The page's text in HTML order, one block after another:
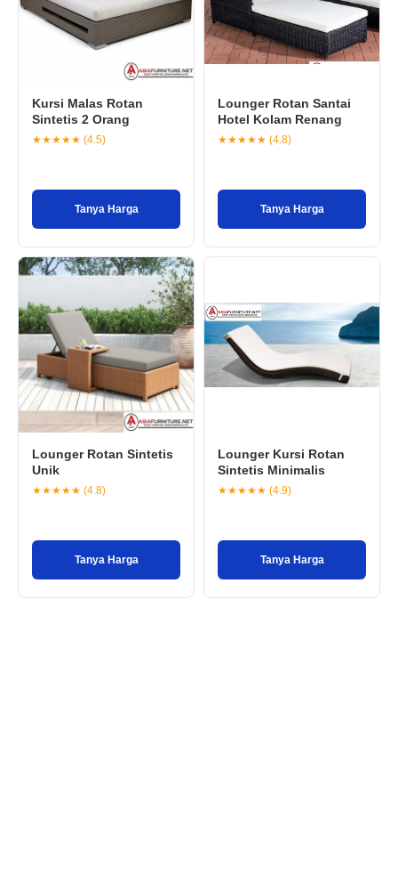
Kursi Malas Rotan
Sintetis 2 Orang
★★★★★ (4.5)
Tanya Harga
Lounger Rotan Santai
Hotel Kolam Renang
★★★★★ (4.8)
Tanya Harga
Lounger Rotan Sintetis
Unik
★★★★★ (4.8)
Tanya Harga
Lounger Kursi Rotan
Sintetis Minimalis
★★★★★ (4.9)
Tanya Harga